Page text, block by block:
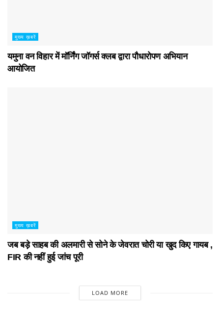
मुख्य ख़बरें
यमुना वन विहार में मॉर्निंग जॉगर्स क्लब द्वारा पौधारोपण अभियान
आयोजित
मुख्य ख़बरें
जब बड़े साहब की अलमारी से सोने के जेवरात चोरी या खुद किए गायब ,
FIR की नहीं हुई जांच पूरी
LOAD MORE